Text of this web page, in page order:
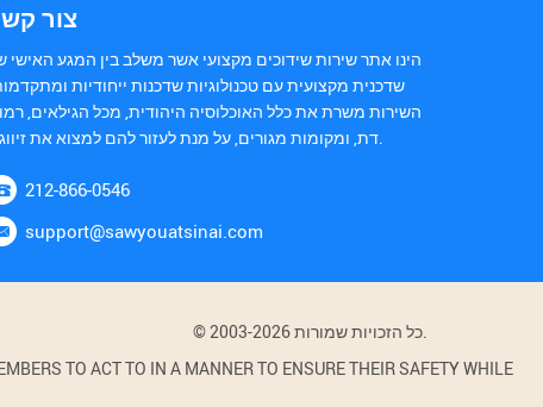
צור
הינו אתר שירות שידוכים מקצועי אשר משלב בין המגע האישי
שדכנית מקצועית עם טכנולוגיות שדכנות ייחודיות
השירות משרת את כלל האוכלוסיה היהודית, מכל הגילאים,
212-866-0546
support@sawyouatsinai.com
TO ACT TO IN A MANNER TO ENSURE THEIR SAFETY WHILE